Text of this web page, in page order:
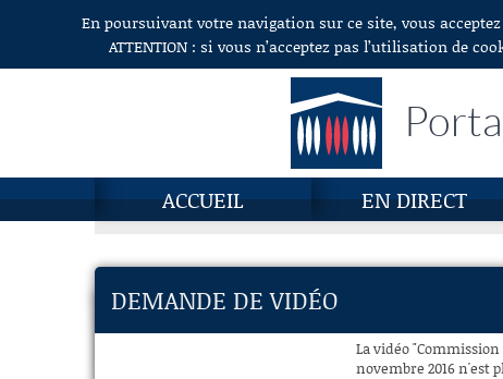
Aller au contenuEn poursuivant votre navigation sur ce site, vous
ATTENTION : si vous n’acceptez pas l’utilisation de
ACCUEIL EN DIRECT
DEMANDE DE VIDÉO
La vidéo
novembre 2016 n'est